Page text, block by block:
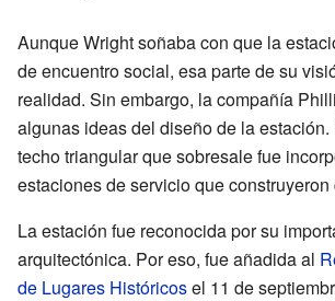
Aunque Wright soñaba con que la
de encuentro social, esa parte de su
realidad. Sin embargo, la compañía
algunas ideas del diseño de la
techo triangular que sobresale fue
estaciones de servicio que construyeron
La estación fue reconocida por su
arquitectónica. Por eso, fue añadida al
de Lugares Históricosel 11 de